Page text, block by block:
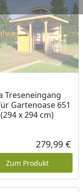
Treseneingang
Gartenoase 651
x 294 cm)
279,99 €
Zum Produkt